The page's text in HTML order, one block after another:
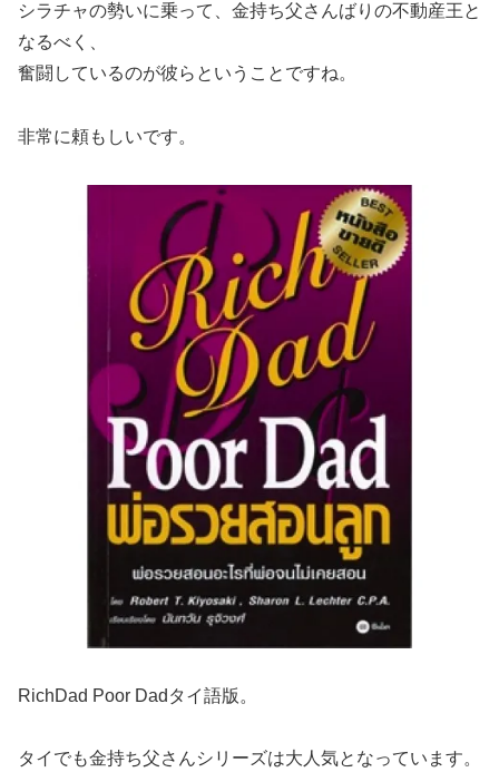
シラチャの勢いに乗って、金持ち父さんばりの不動産王と
なるべく、
奮闘しているのが彼らということですね。
非常に頼もしいです。
RichDad Poor Dadタイ語版。
タイでも金持ち父さんシリーズは大人気となっています。